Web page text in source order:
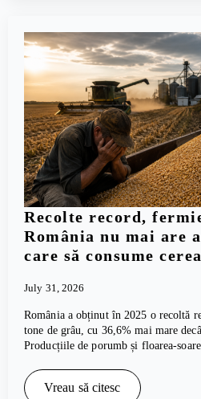
Recolte record,
România nu mai are
care să consume
July 31, 2026
România a obținut în 2025 o recoltă
tone de grâu, cu 36,6% mai mare
Producțiile de porumb și floarea-
Vreau să citesc